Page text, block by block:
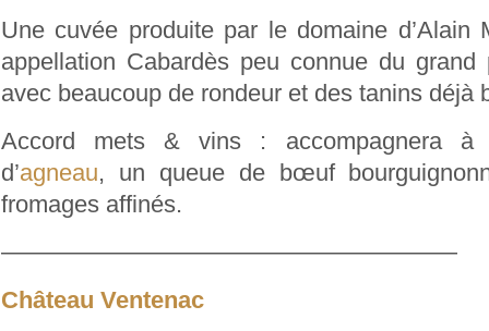
Une cuvée produite par le domaine d’Alain
appellation Cabardès peu connue du
avec beaucoup de rondeur et des tanins déjà
Accord mets & vins : accompagnera à
d’agneau, un queue de bœuf
fromages affinés.
———————————————————
Château Ventenac